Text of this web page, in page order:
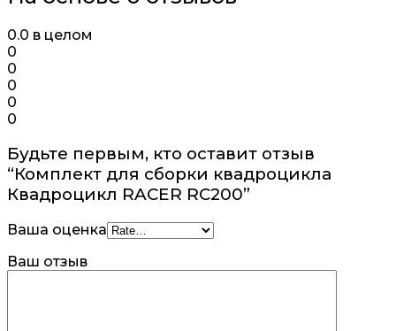
0.0 в целом
0
0
0
0
0
Будьте первым, кто оставит отзыв
“Комплект для сборки квадроцикла
Квадроцикл RACER RC200”
Ваша оценка
Ваш отзыв